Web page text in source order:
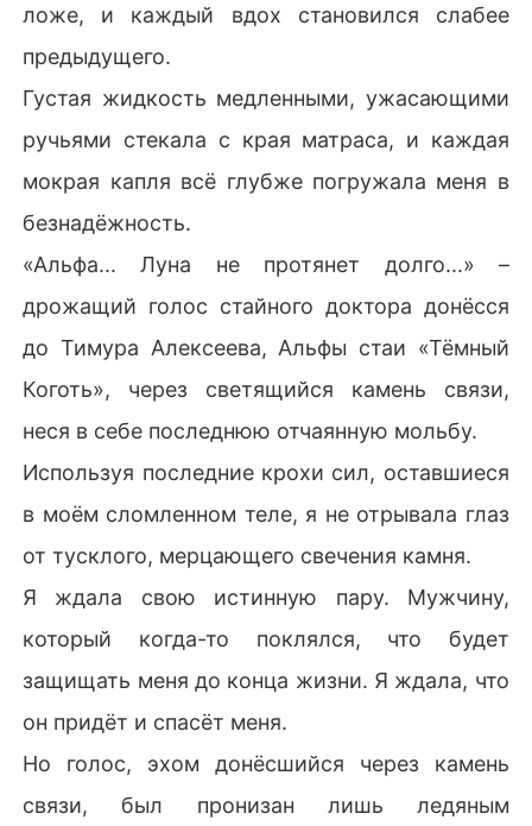
ложе, и каждый вдох становился слабее
предыдущего.
Густая жидкость медленными, ужасающими
ручьями стекала с края матраса, и каждая
мокрая капля всё глубже погружала меня в
безнадёжность.
«Альфа... Луна не протянет долго...» –
дрожащий голос стайного доктора донёсся
до Тимура Алексеева, Альфы стаи «Тёмный
Коготь», через светящийся камень связи,
неся в себе последнюю отчаянную мольбу.
Используя последние крохи сил, оставшиеся
в моём сломленном теле, я не отрывала глаз
от тусклого, мерцающего свечения камня.
Я ждала свою истинную пару. Мужчину,
который когда-то поклялся, что будет
защищать меня до конца жизни. Я ждала, что
он придёт и спасёт меня.
Но голос, эхом донёсшийся через камень
связи, был пронизан лишь ледяным